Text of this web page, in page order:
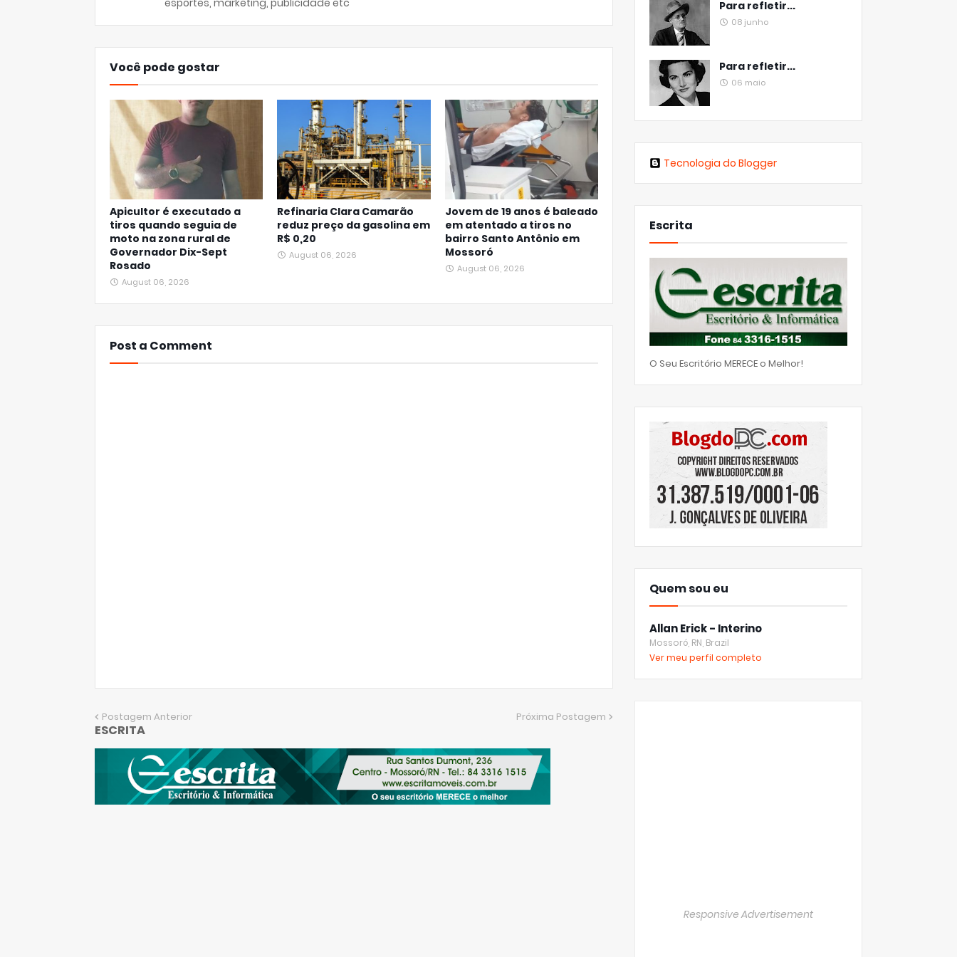
esportes, marketing, publicidade etc
Você pode gostar
Apicultor é executado a
tiros quando seguia de
moto na zona rural de
Governador Dix-Sept
Rosado
August 06, 2026
Refinaria Clara Camarão
reduz preço da gasolina em
R$ 0,20
August 06, 2026
Jovem de 19 anos é baleado
em atentado a tiros no
bairro Santo Antônio em
Mossoró
August 06, 2026
Post a Comment
Postagem Anterior Próxima Postagem
ESCRITA
Para refletir...
08 junho
Para refletir...
06 maio
Tecnologia do Blogger
Escrita
O Seu Escritório MERECE o Melhor!
Quem sou eu
Allan Erick - Interino
Mossoró, RN, Brazil
Ver meu perfil completo
Responsive Advertisement